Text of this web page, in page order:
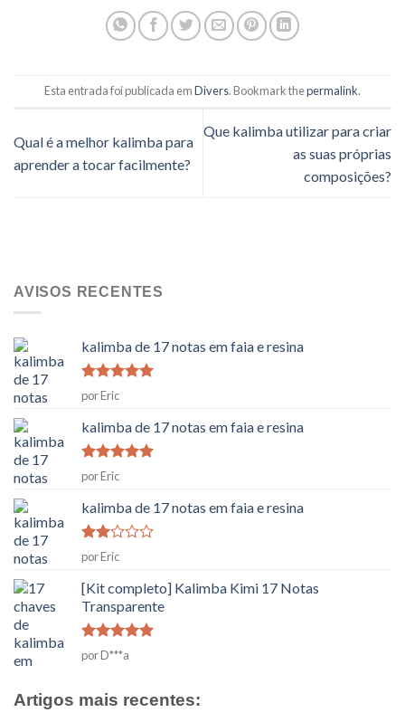
Esta entrada foi publicada emDivers. Bookmark thepermalink.
Qual é a melhor kalimba para
aprender a tocar facilmente?
Que kalimba utilizar para criar
as suas próprias
composições?
AVISOS RECENTES
kalimba de 17 notas em faia e resina
Classificado
como
5
por Eric
kalimba de 17 notas em faia e resina
Classificado
como
5
por Eric
kalimba de 17 notas em faia e resina
Classificado
como
2
em
5
por Eric
[Kit completo] Kalimba Kimi 17 Notas
Transparente
Classificado
como
por D***a
Artigos mais recentes: